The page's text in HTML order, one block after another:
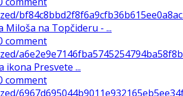
Miloša na Topčideru - ...
comment
ikona Presvete ...
comment